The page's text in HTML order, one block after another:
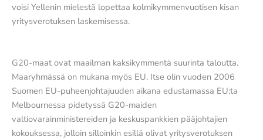
voisi Yellenin mielestä lopettaa kolmikymmenvuotisen kisan
yritysverotuksen laskemisessa.
G20-maat ovat maailman kaksikymmentä suurinta taloutta.
Maaryhmässä on mukana myös EU. Itse olin vuoden 2006
Suomen EU-puheenjohtajuuden aikana edustamassa EU:ta
Melbournessa pidetyssä G20-maiden
valtiovarainministereiden ja keskuspankkien pääjohtajien
kokouksessa, jolloin silloinkin esillä olivat yritysverotuksen